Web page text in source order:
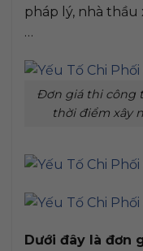
pháp lý, nhà thầu
…
Đơn giá thi công
thời điểm xây
Dưới đây là đơn